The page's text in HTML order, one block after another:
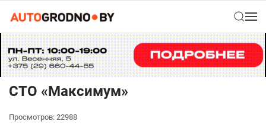
СТО «Максимум»
Просмотров: 22988